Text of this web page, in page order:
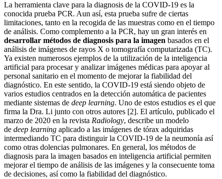
La herramienta clave para la diagnosis de la COVID-19 es la
conocida prueba PCR. Aun así, esta prueba sufre de ciertas
limitaciones, tanto en la recogida de las muestras como en el tiempo
de análisis. Como complemento a la PCR, hay un gran interés en
desarrollar métodos de diagnosis para la imagen basados en el
análisis de imágenes de rayos X o tomografía computarizada (TC).
Ya existen numerosos ejemplos de la utilización de la inteligencia
artificial para procesar y analizar imágenes médicas para apoyar al
personal sanitario en el momento de mejorar la fiabilidad del
diagnóstico. En este sentido, la COVID-19 está siendo objeto de
varios estudios centrados en la detección automática de pacientes
mediante sistemas de deep learning. Uno de estos estudios es el que
firma la Dra. Li junto con otros autores [2]. El artículo, publicado el
marzo de 2020 en la revista Radiology, describe un modelo
de deep learning aplicado a las imágenes de tórax adquiridas
intermediando TC para distinguir la COVID-19 de la neumonía así
como otras dolencias pulmonares. En general, los métodos de
diagnosis para la imagen basados en inteligencia artificial permiten
mejorar el tiempo de análisis de las imágenes y la consecuente toma
de decisiones, así como la fiabilidad del diagnóstico.